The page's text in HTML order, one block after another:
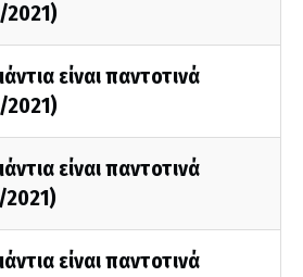
είναι παντοτινά
είναι παντοτινά
είναι παντοτινά